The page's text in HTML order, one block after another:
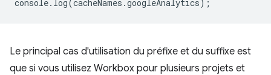
console. log(cacheNames .googleAnalytics);
Le principal cas d'utilisation du préfixe et du suffixe est
que si vous utilisez Workbox pour plusieurs projets et